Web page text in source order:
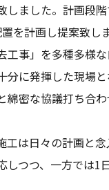
ました。計画段
を計画し提案致し
事」を多種多様
に発揮した現場と
密な協議打ち合
は日々の計画と
つつ、一方では1